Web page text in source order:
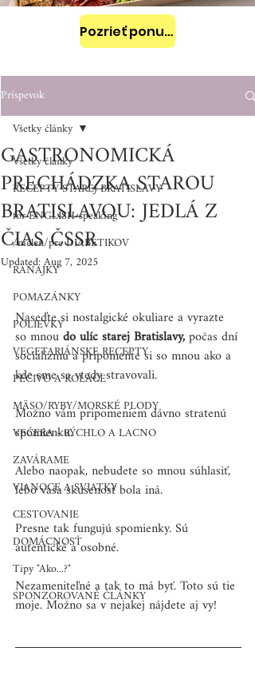
Pozrieť ponuku
Príspevok
Všetky články
RECEPTY STAREJ BRATISLAVY
for ENGLISH-speaking
/nielen/pre DIABETIKOV
RAŇAJKY
POMAZÁNKY
POLIEVKY
VEGETARIÁNSKE RECEPTY
PEČIVO A KOLÁČE
MÄSO/RYBY/MORSKÉ PLODY
VEČERA - RÝCHLO A LACNO
ZAVÁRAME
VIANOCE A SVIATKY
CESTOVANIE
DOMÁCNOSŤ
Tipy "Ako...?"
SPONZOROVANÉ ČLÁNKY
Všetky články
GASTRONOMICKÁ
PRECHÁDZKA STAROU
BRATISLAVOU: JEDLÁ Z
ČIAS ČSSR
Updated:Aug 7, 2025
Naseďte si nostalgické okuliare a vyrazte
so mnou do ulíc starej Bratislavy, počas dní
socializmu a pripomeňte si so mnou ako a
kde sme sa vtedy stravovali.
Možno vám pripomeniem dávno stratenú
spomienku.
Alebo naopak, nebudete so mnou súhlasiť,
lebo vaša skúsenosť bola iná.
Presne tak fungujú spomienky. Sú
autentické a osobné.
Nezameniteľné a tak to má byť. Toto sú tie
moje. Možno sa v nejakej nájdete aj vy!